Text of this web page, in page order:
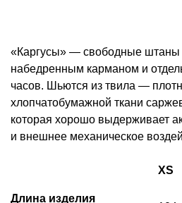
«Каргусы» — свободные
набедренным карманом и
часов. Шьются из твила —
хлопчатобумажной ткани
которая хорошо выдерживает
и внешнее механическое
XS
Длина изделия